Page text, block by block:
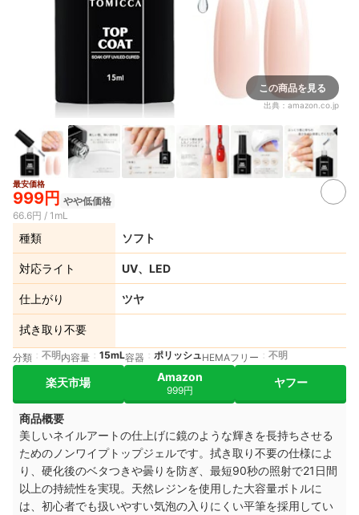
この商品を見る
出典： amazon.co.jp
最安価格
999円 やや低価格
66.6円 / 1mL
種類 ソフト
対応ライト UV、LED
仕上がり ツヤ
拭き取り不要
分類 不明 内容量 15mL容器 ポリッシュ HEMAフリー 不明
楽天市場 Amazon
999円
ヤフー
商品概要
美しいネイルアートの仕上げに鏡のような輝きを長持ちさせる
ためのノンワイプトップジェルです。拭き取り不要の仕様によ
り、硬化後のベタつきや曇りを防ぎ、最短90秒の照射で21日間
以上の持続性を実現。天然レジンを使用した大容量ボトルに
は、初心者でも扱いやすい気泡の入りにくい平筆を採用してい